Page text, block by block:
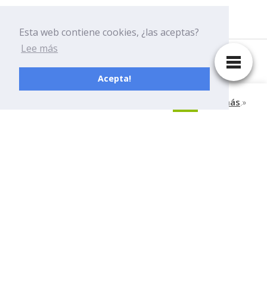
DELASUERTE
Leer más.»
Esta web contiene cookies, ¿las aceptas?
Lee más
Acepta!